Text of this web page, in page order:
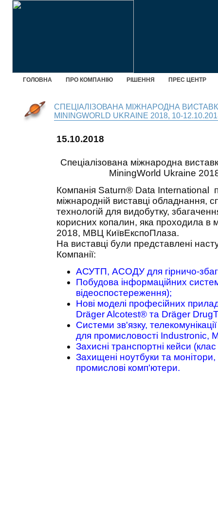
ГОЛОВНА ПРО КОМПАНІЮ РІШЕННЯ ПРЕС ЦЕНТР
СПЕЦІАЛІЗОВАНА МІЖНАРОДНА
MININGWORLD UKRAINE 2018, 10-
15.10.2018
Спеціалізована міжнародна
MiningWorld Ukraine
Компанія Saturn® Data International
міжнародній виставці обладнання,
технологій для видобутку,
корисних копалин, яка проходила в
2018, МВЦ КиївЕкспоПлаза.
На виставці були представлені
Компанії:
АСУТП, АСОДУ для гірничо-
Побудова інформаційних
відеоспостереження);
Нові моделі професійних
Dräger Alcotest® та Dräger
Системи зв'язку,
для промисловості Industronic,
Захисні транспортні кейси
Захищені ноутбуки та монітори,
промислові комп'ютери.